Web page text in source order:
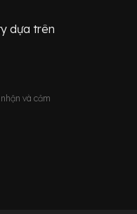
dựa trên
và cảm